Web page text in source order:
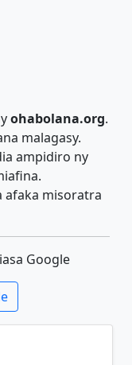
ohabolana.org.
malagasy.
ampidiro ny
afaka misoratra
Google